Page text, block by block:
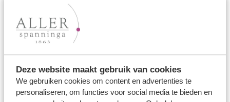
Deze website maakt gebruik van cookies
We gebruiken cookies om content en advertenties te
personaliseren, om functies voor social media te bieden en
Ons aanbod
Memoireringen
Verlovingsringen
Vriendschapsringen